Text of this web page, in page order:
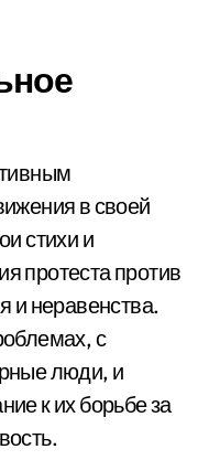
в своей
стихи и
протеста против
и неравенства.
с
люди, и
к их борьбе за